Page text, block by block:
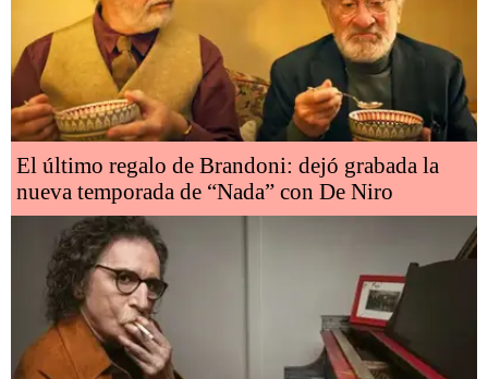
El último regalo de Brandoni: dejó grabada la
nueva temporada de “Nada” con De Niro